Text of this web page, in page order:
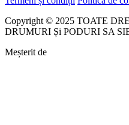
Copyright © 2025 TOATE
DRUMURI Și PODURI SA
Meșterit de